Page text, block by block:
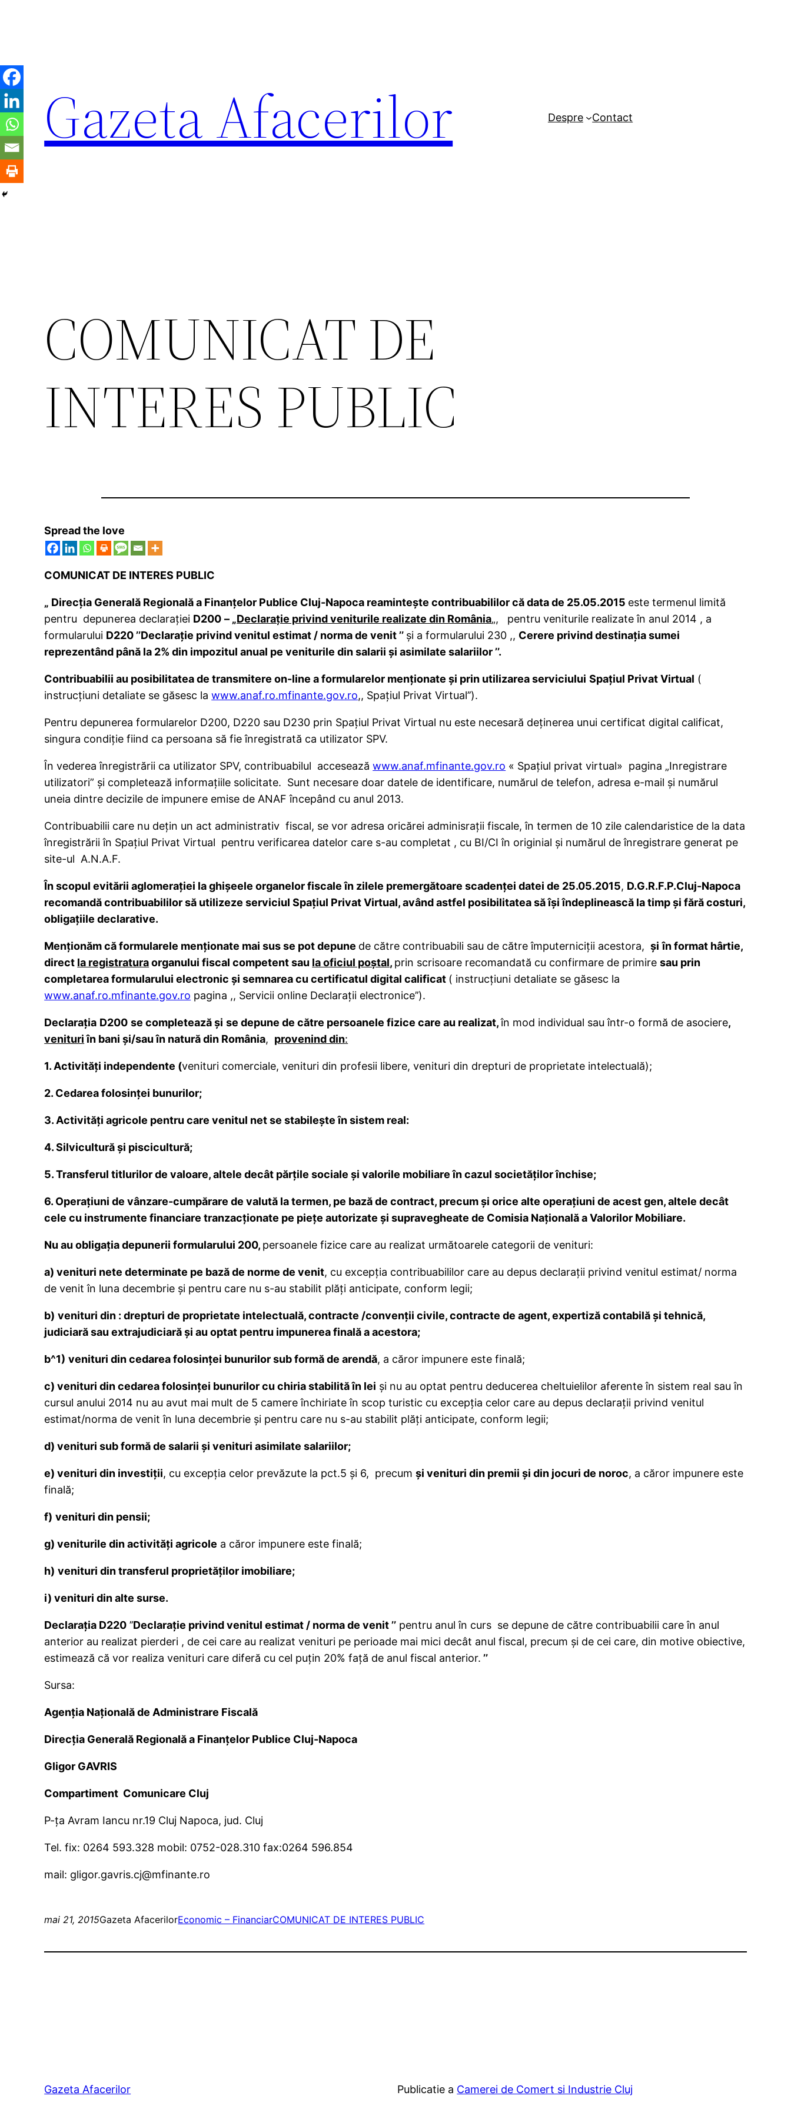
Gazeta Afacerilor Despre Contact
COMUNICAT DE
INTERES PUBLIC
Spread the love
COMUNICAT DE INTERES PUBLIC
„ Direcţia Generală Regională a Finanţelor Publice Cluj-Napoca reaminteşte contribuabililor cădata de 25.05.2015 este termenul limită
pentru depunerea declaraţiei D200 – „Declaraţie privind veniturile realizate din România„, pentru veniturile realizate în anul 2014 , a
formularului D220 ’’Declaraţie privind venitul estimat / norma de venit ’’ şi a formularului 230 ,, Cerere privind destinaţia sumei
reprezentând până la 2% din impozitul anual pe veniturile din salarii şi asimilate salariilor ’’.
Contribuabilii au posibilitatea de transmitere on-line a formularelor menţionate şi prin utilizarea serviciului Spaţiul Privat Virtual (
instrucţiuni detaliate se găsesc lawww.anaf.ro.mfinante.gov.ro,, Spaţiul Privat Virtual’’).
Pentru depunerea formularelor D200, D220 sau D230 prin Spaţiul Privat Virtual nu este necesară deţinerea unui certificat digital calificat,
singura condiţie fiind ca persoana să fie înregistrată ca utilizator SPV.
În vederea înregistrării ca utilizator SPV, contribuabilul acceseazăwww.anaf.mfinante.gov.ro « Spaţiul privat virtual» pagina „Inregistrare
utilizatori” şi completează informaţiile solicitate. Sunt necesare doar datele de identificare, numărul de telefon, adresa e-mail şi numărul
uneia dintre decizile de impunere emise de ANAF începând cu anul 2013.
Contribuabilii care nu deţin un act administrativ fiscal, se vor adresa oricărei adminisraţii fiscale, în termen de 10 zile calendaristice de la data
înregistrării în Spaţiul Privat Virtual pentru verificarea datelor care s-au completat , cu BI/CI în originial şi numărul de înregistrare generat pe
site-ul A.N.A.F.
În scopulevitării aglomeraţiei la ghişeele organelor fiscaleîn zilele premergătoarescadenţei datei de 25.05.2015, D.G.R.F.P.Cluj-Napoca
recomandă contribuabililor să utilizeze serviciul Spaţiul Privat Virtual, având astfel posibilitatea să îşi îndeplinească la timp şi fără costuri,
obligaţiile declarative.
Menţionăm că formularele menţionate mai sus se pot depune de către contribuabili sau de către împuterniciţii acestora,şi în format hârtie,
direct la registraturaorganului fiscal competent sau la oficiul poştal, prin scrisoare recomandată cu confirmare de primiresau prin
completarea formularului electronic şi semnarea cu certificatul digital calificat ( instrucţiuni detaliate se găsesc la
www.anaf.ro.mfinante.gov.ro pagina ,, Servicii online Declaraţii electronice’’).
Declaraţia D200 se completează şi se depune decătre persoanele fizice care au realizat,în mod individual sau într-o formă de asociere,
venituriîn bani şi/sau în natură din România, provenind din:
1. Activităţi independente (venituri comerciale, venituri din profesii libere, venituri din drepturi de proprietate intelectuală);
2. Cedarea folosinţei bunurilor;
3. Activităţi agricole pentru care venitul net se stabileşte în sistem real:
4. Silvicultură şi piscicultură;
5. Transferul titlurilor de valoare, altele decât părţile sociale şi valorile mobiliare în cazul societăţilor închise;
6. Operaţiuni de vânzare-cumpărare de valută la termen, pe bază de contract, precum şi orice alte operaţiuni de acest gen, altele decât
cele cu instrumente financiare tranzacţionate pe pieţe autorizate şi supravegheate de Comisia Naţională a Valorilor Mobiliare.
Nu au obligaţia depunerii formularului 200, persoanele fizice care au realizat următoarele categorii de venituri:
a) venituri nete determinate pe bază de norme de venit, cu excepția contribuabililor care au depus declarații privind venitul estimat/ norma
de venit în luna decembrie și pentru care nu s-au stabilit plăți anticipate, conform legii;
b) venituri din : drepturi de proprietate intelectuală, contracte /convenţii civile, contracte de agent, expertiză contabilă şi tehnică,
judiciară sau extrajudiciară şi au optat pentru impunerea finală a acestora;
b^1) venituri din cedarea folosinței bunurilor sub formă de arendă, a căror impunere este finală;
c) venituri din cedarea folosinței bunurilor cu chiria stabilită în lei şi nu au optat pentru deducerea cheltuielilor aferente în sistem real sau în
cursul anului 2014 nu au avut mai mult de 5 camere închiriate în scop turistic cu excepţia celor care au depus declaraţii privind venitul
estimat/norma de venit în luna decembrie și pentru care nu s-au stabilit plăți anticipate, conform legii;
d) venituri sub formă de salarii şi venituri asimilate salariilor;
e) venituri din investiţii, cu excepţia celor prevăzute la pct.5 şi 6, precumşi venituri din premii şi din jocuri de noroc, a căror impunere este
finală;
f) venituri din pensii;
g) veniturile din activităţi agricole a căror impunere este finală;
h) venituri din transferul proprietăţilor imobiliare;
i) venituri din alte surse.
Declaraţia D220 ’’Declaraţie privind venitul estimat / norma de venit ’’ pentru anul în curs se depune de către contribuabilii care în anul
anterior au realizat pierderi , de cei care au realizat venituri pe perioade mai mici decât anul fiscal, precum şi de cei care, din motive obiective,
estimează că vor realiza venituri care diferă cu cel puţin 20% faţă de anul fiscal anterior. ’’
Sursa:
Agenţia Naţională de Administrare Fiscală
Direcţia Generală Regională a Finanţelor Publice Cluj-Napoca
Gligor GAVRIS
Compartiment Comunicare Cluj
P-ţa Avram Iancu nr.19 Cluj Napoca, jud. Cluj
Tel. fix: 0264 593.328 mobil: 0752-028.310 fax:0264 596.854
mail: gligor.gavris.cj@mfinante.ro
mai 21, 2015Gazeta AfacerilorEconomic – FinanciarCOMUNICAT DE INTERES PUBLIC
Gazeta Afacerilor Publicatie a Camerei de Comert si Industrie Cluj